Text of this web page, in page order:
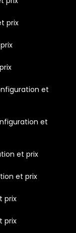
prix
et
et
et prix
et prix
prix
prix